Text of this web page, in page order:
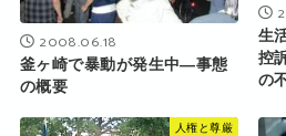
2008.06.18
釜ヶ崎で暴動が発生中―事態
の概要
生
控
の
人権と尊厳